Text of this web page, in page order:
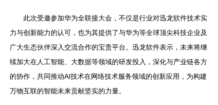
此次受邀参加华为全联接大会，不仅是行业对迅龙软件技术实
力与创新能力的认可，也为其提供了与华为等全球顶尖科技企业及
广大生态伙伴深入交流合作的宝贵平台。迅龙软件表示，未来将继
续加大在人工智能、大数据等领域的研发投入，深化与产业链各方
的协作，共同推动AI技术在网络技术服务领域的创新应用，为构建
万物互联的智能未来贡献坚实的力量。